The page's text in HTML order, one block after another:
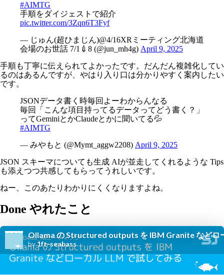
#AIMTG
手順をダイジェストで紹介
pic.twitter.com/3Zqn6T3Fyf
— じゅん(超ひまじん)@4/16XRミーティング北海道
会場のお世話 7/1💉8 (@jun_mh4g) April 9, 2025
手順も丁寧に伝えられてよかったです。だんだん複雑化してい
るのはあるんですが、やはり入り口は分かりやすく案内したい
です。
JSONデータ書く時毎回よーわからんなる
毎回「こんな項目持ってるデータってどう書く？」
ってGeminiとかClaudeとかに聞いてる💦
#AIMTG
— みやもと (@Mymt_aggw2208) April 9, 2025
JSON スキーマについても生成 AIが並走してくれるような Tips
も添えつつ共感してもらってうれしいです。
ねー、このあたりわかりにくくなりますよね。
Done やれたこと